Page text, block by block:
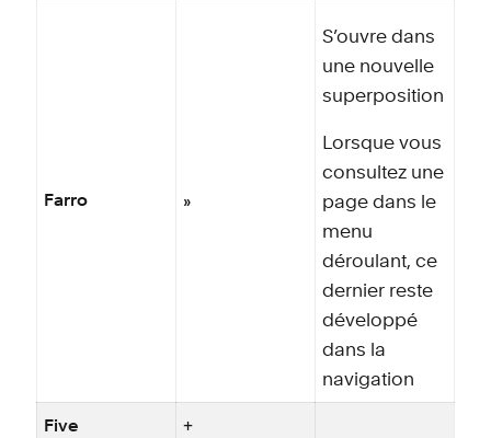
Farro »
S’ouvre dans
une nouvelle
superposition
Lorsque vous
consultez une
page dans le
menu
déroulant, ce
dernier reste
développé
dans la
navigation
Five +